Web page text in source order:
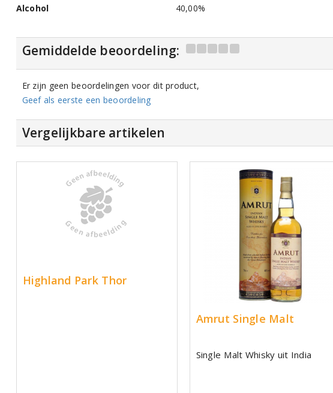
Alcohol
40,00%
Gemiddelde beoordeling:
Er zijn geen beoordelingen voor dit product,
Geef als eerste een beoordeling
Vergelijkbare artikelen
Highland Park Thor
Amrut Single Malt
Single Malt Whisky uit India